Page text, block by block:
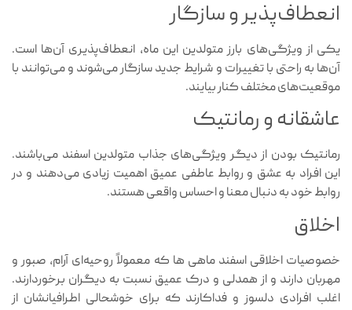
انعطاف‌پذیر و سازگار
یکی از ویژگی‌های بارز متولدین این ماه، انعطاف‌پذیری آن‌ها است.
آن‌ها به راحتی با تغییرات و شرایط جدید سازگار می‌شوند و می‌توانند با
موقعیت‌های مختلف کنار بیایند.
عاشقانه و رمانتیک
رمانتیک بودن از دیگر ویژگی‌های جذاب متولدین اسفند می‌باشند.
این افراد به عشق و روابط عاطفی عمیق اهمیت زیادی می‌دهند و در
روابط خود به دنبال معنا و احساس واقعی هستند.
اخلاق
خصوصیات اخلاقی اسفند ماهی ها که معمولاً روحیه‌ای آرام، صبور و
مهربان دارند و از همدلی و درک عمیق نسبت به دیگران برخوردارند.
اغلب افرادی دلسوز و فداکارند که برای خوشحالی اطرافیانشان از